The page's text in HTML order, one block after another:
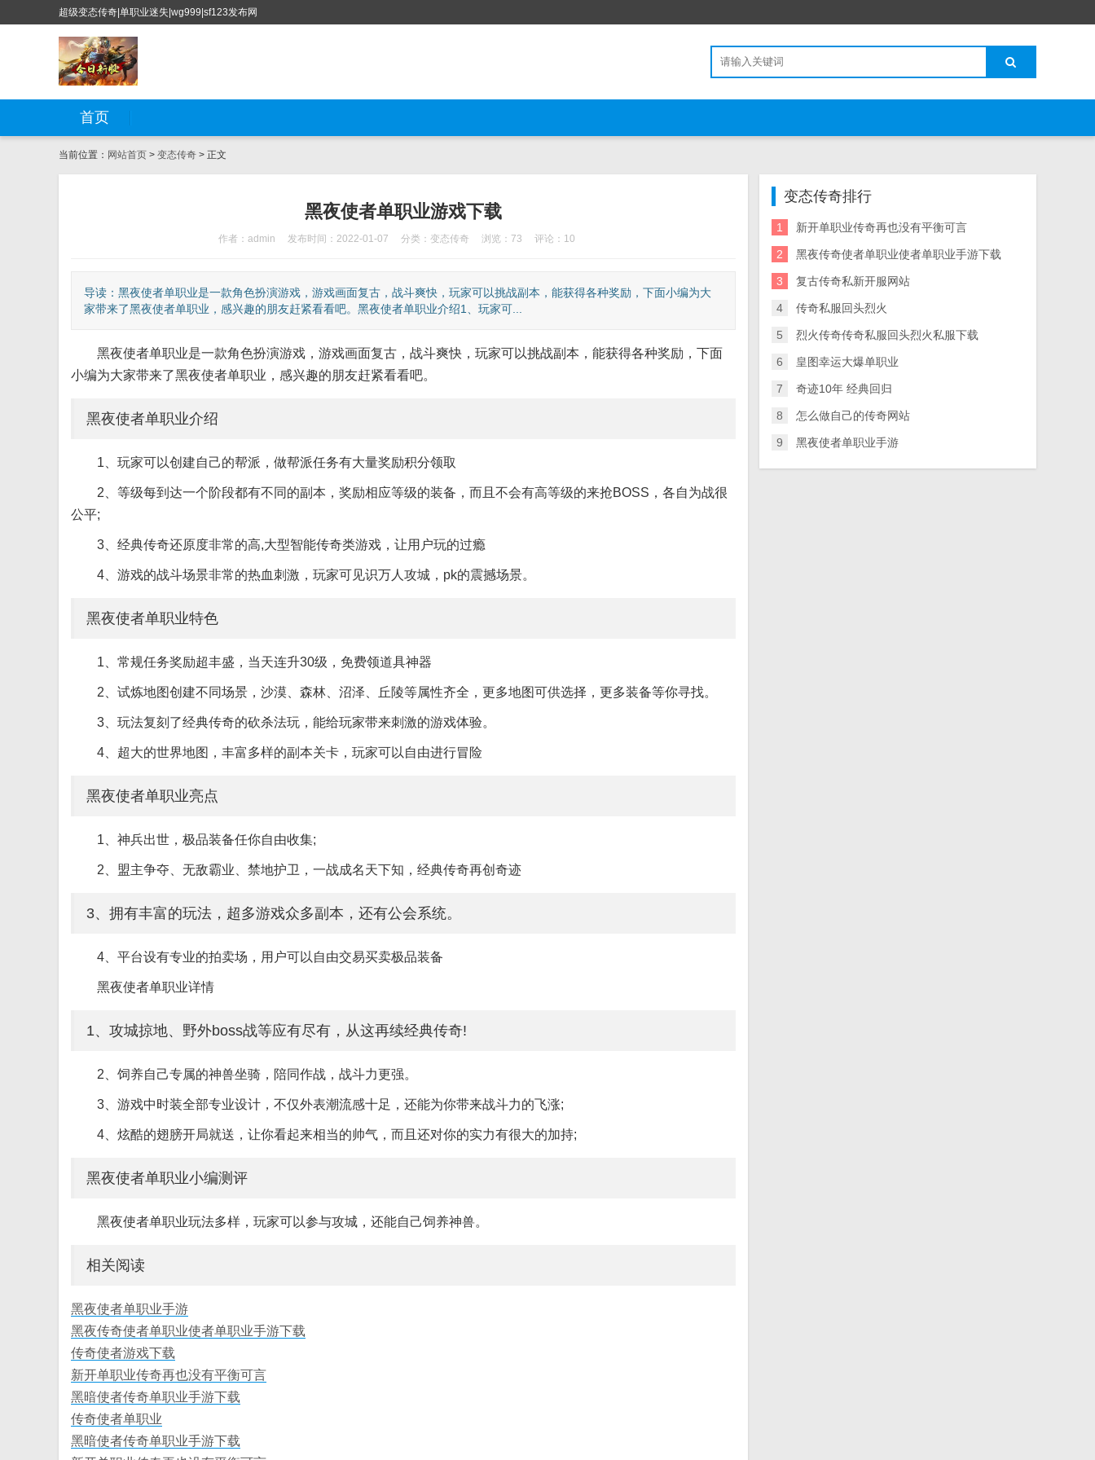
超级变态传奇|单职业迷失|wg999|sf123发布网
首页
当前位置： 网站首页 > 变态传奇 > 正文
黑夜使者单职业游戏下载
作者：admin 发布时间：2022-01-07 分类：变态传奇 浏览：73 评论：10
导读：黑夜使者单职业是一款角色扮演游戏，游戏画面复古，战斗爽快，玩家可以挑战副本，能获得各种奖励，下面小编为大
家带来了黑夜使者单职业，感兴趣的朋友赶紧看看吧。黑夜使者单职业介绍1、玩家可...
黑夜使者单职业是一款角色扮演游戏，游戏画面复古，战斗爽快，玩家可以挑战副本，能获得各种奖励，下面
小编为大家带来了黑夜使者单职业，感兴趣的朋友赶紧看看吧。
黑夜使者单职业介绍
1、玩家可以创建自己的帮派，做帮派任务有大量奖励积分领取
2、等级每到达一个阶段都有不同的副本，奖励相应等级的装备，而且不会有高等级的来抢BOSS，各自为战很
公平;
3、经典传奇还原度非常的高,大型智能传奇类游戏，让用户玩的过瘾
4、游戏的战斗场景非常的热血刺激，玩家可见识万人攻城，pk的震撼场景。
黑夜使者单职业特色
1、常规任务奖励超丰盛，当天连升30级，免费领道具神器
2、试炼地图创建不同场景，沙漠、森林、沼泽、丘陵等属性齐全，更多地图可供选择，更多装备等你寻找。
3、玩法复刻了经典传奇的砍杀法玩，能给玩家带来刺激的游戏体验。
4、超大的世界地图，丰富多样的副本关卡，玩家可以自由进行冒险
黑夜使者单职业亮点
1、神兵出世，极品装备任你自由收集;
2、盟主争夺、无敌霸业、禁地护卫，一战成名天下知，经典传奇再创奇迹
3、拥有丰富的玩法，超多游戏众多副本，还有公会系统。
4、平台设有专业的拍卖场，用户可以自由交易买卖极品装备
黑夜使者单职业详情
1、攻城掠地、野外boss战等应有尽有，从这再续经典传奇!
2、饲养自己专属的神兽坐骑，陪同作战，战斗力更强。
3、游戏中时装全部专业设计，不仅外表潮流感十足，还能为你带来战斗力的飞涨;
4、炫酷的翅膀开局就送，让你看起来相当的帅气，而且还对你的实力有很大的加持;
黑夜使者单职业小编测评
黑夜使者单职业玩法多样，玩家可以参与攻城，还能自己饲养神兽。
相关阅读
黑夜使者单职业手游
黑夜传奇使者单职业使者单职业手游下载
传奇使者游戏下载
新开单职业传奇再也没有平衡可言
黑暗使者传奇单职业手游下载
传奇使者单职业
黑暗使者传奇单职业手游下载
变态传奇排行
1 新开单职业传奇再也没有平衡可言
2 黑夜传奇使者单职业使者单职业手游下载
3 复古传奇私新开服网站
4 传奇私服回头烈火
5 烈火传奇传奇私服回头烈火私服下载
6 皇图幸运大爆单职业
7 奇迹10年 经典回归
8 怎么做自己的传奇网站
9 黑夜使者单职业手游